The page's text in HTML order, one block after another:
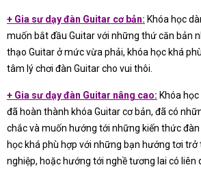
+ Gia sư dạy đàn Guitar cơ bản: Khóa học
muốn bắt đầu Guitar với những thứ căn bản
thạo Guitar ở mức vừa phải, khóa học khá
tâm lý chơi đàn Guitar cho vui thôi.
+ Gia sư dạy đàn Guitar nâng cao: Khóa
đã hoàn thành khóa Guitar cơ bản, đã có
chắc và muốn hướng tới những kiến thức
học khá phù hợp với những bạn hướng tơi trở
nghiệp, hoặc hướng tới nghề tương lai có liên